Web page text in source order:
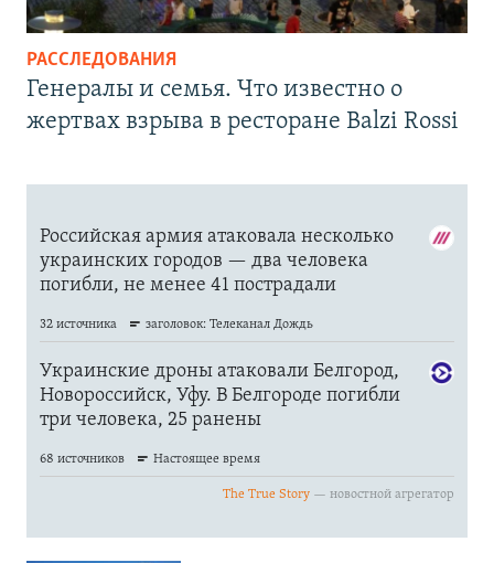
РАССЛЕДОВАНИЯ
Генералы и семья. Что известно о
жертвах взрыва в ресторане Balzi Rossi